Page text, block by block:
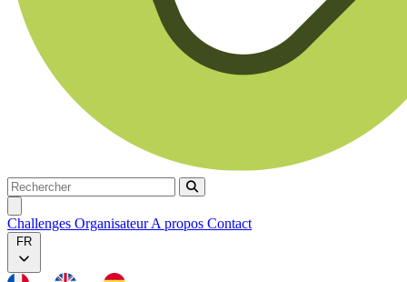
Rechercher
Rechercher
Challenges OrganisateurA propos Contact
FR